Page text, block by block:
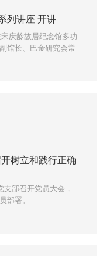
列讲座 开讲
庆龄故居纪念馆多功
馆长、巴金研究会常
树立和践行正确
部召开党员大会，
部署。